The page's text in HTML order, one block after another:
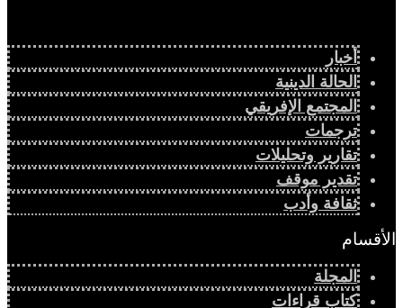
أخبار
الحالة الدينية
المجتمع الإفريقي
ترجمات
تقارير وتحليلات
تقدير موقف
ثقافة وأدب
الأقسام
المجلة
كتاب قراءات